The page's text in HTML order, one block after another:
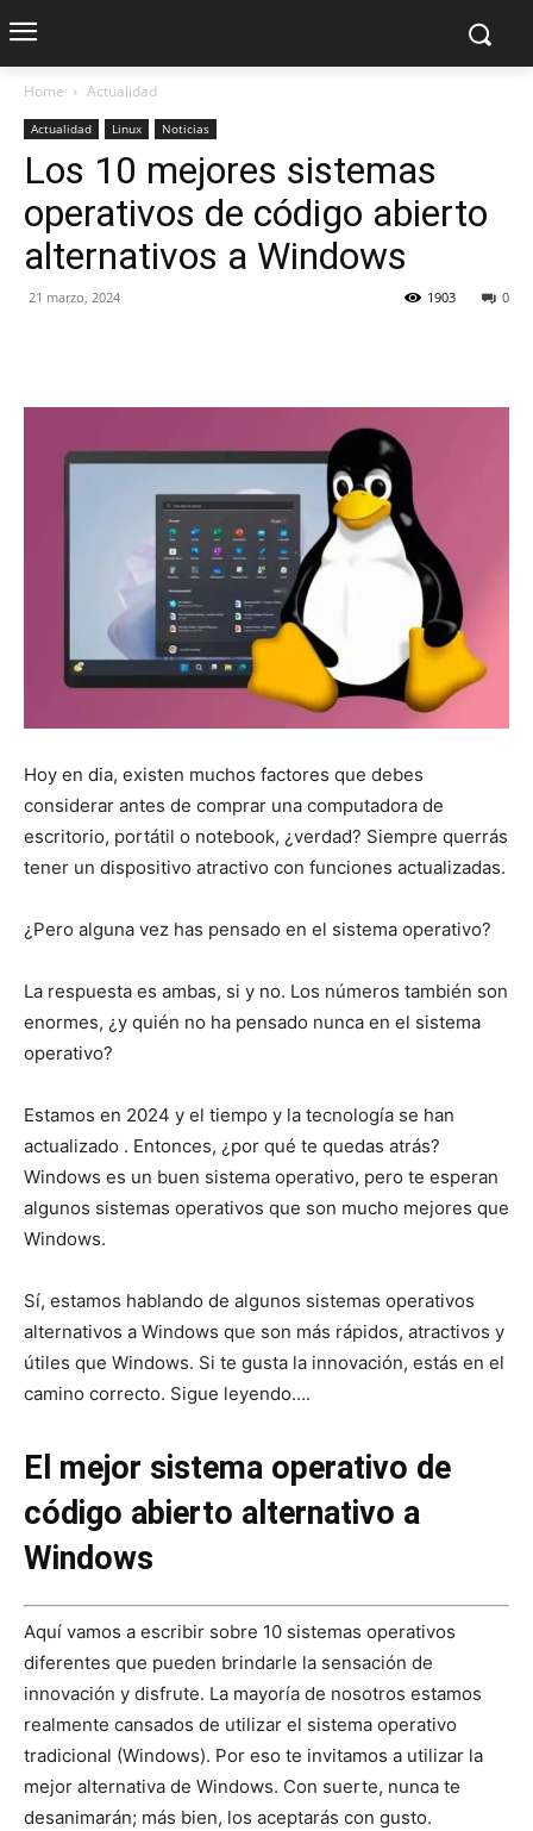
Home Actualidad
Actualidad Linux Noticias
Los 10 mejores sistemas
operativos de código abierto
alternativos a Windows
21 marzo, 2024 0
1903
Hoy en dia, existen muchos factores que debes
considerar antes de comprar una computadora de
escritorio, portátil o notebook, ¿verdad? Siempre querrás
tener un dispositivo atractivo con funciones actualizadas.
¿Pero alguna vez has pensado en el sistema operativo?
La respuesta es ambas, si y no. Los números también son
enormes, ¿y quién no ha pensado nunca en el sistema
operativo?
Estamos en 2024 y el tiempo y la tecnología se han
actualizado . Entonces, ¿por qué te quedas atrás?
Windows es un buen sistema operativo, pero te esperan
algunos sistemas operativos que son mucho mejores que
Windows.
Sí, estamos hablando de algunos sistemas operativos
alternativos a Windows que son más rápidos, atractivos y
útiles que Windows. Si te gusta la innovación, estás en el
camino correcto. Sigue leyendo….
El mejor sistema operativo de
código abierto alternativo a
Windows
Aquí vamos a escribir sobre 10 sistemas operativos
diferentes que pueden brindarle la sensación de
innovación y disfrute. La mayoría de nosotros estamos
realmente cansados ​​de utilizar el sistema operativo
tradicional (Windows). Por eso te invitamos a utilizar la
mejor alternativa de Windows. Con suerte, nunca te
desanimarán; más bien, los aceptarás con gusto.